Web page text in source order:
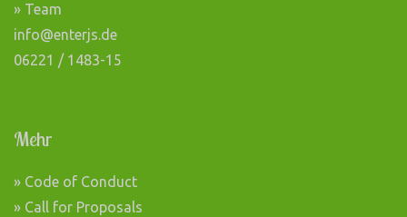
» Team
info@enterjs.de
06221 / 1483-15
Mehr
» Code of Conduct
» Call for Proposals